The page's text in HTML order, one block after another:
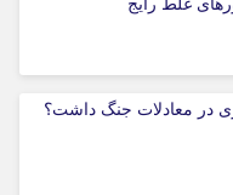
غلط رایج
۲ چه تاثیری در معادلات جنگ داشت؟